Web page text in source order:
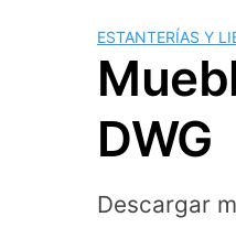
ESTANTERÍAS Y
DWG
Descargar